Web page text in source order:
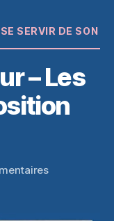
SERVIR DE SON
– Les
sur